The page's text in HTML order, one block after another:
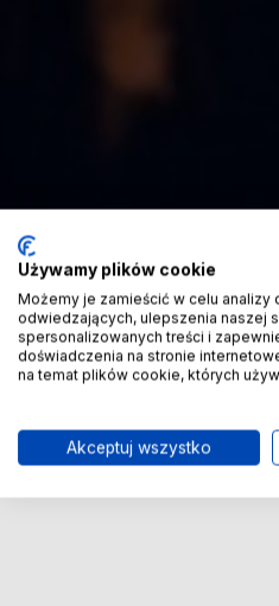
Używamy plików cookie
Możemy je zamieścić w celu analizy
odwiedzających, ulepszenia naszej
spersonalizowanych treści i
doświadczenia na stronie
na temat plików cookie, których
Akceptuj wszystko